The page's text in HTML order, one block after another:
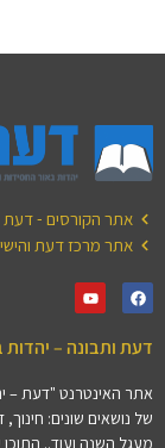
אתר הקורסים - דעת
אתר מרכז דעת
דעת ותבונה –
אתר האינטרנט "דעת –
של נושאים שונים:
מעגל השנה ועוד..